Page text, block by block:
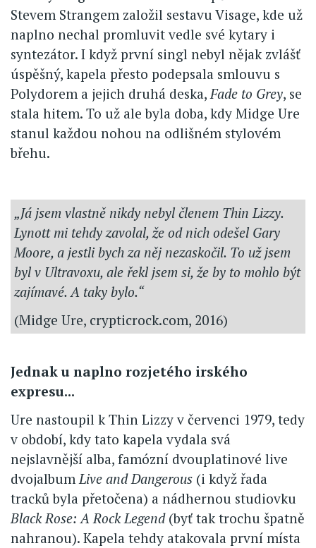
Stevem Strangem založil sestavu Visage, kde už
naplno nechal promluvit vedle své kytary i
syntezátor. I když první singl nebyl nějak zvlášť
úspěšný, kapela přesto podepsala smlouvu s
Polydorem a jejich druhá deska,Fade to Grey, se
stala hitem. To už ale byla doba, kdy Midge Ure
stanul každou nohou na odlišném stylovém
břehu.
„Já jsem vlastně nikdy nebyl členem Thin Lizzy.
Lynott mi tehdy zavolal, že od nich odešel Gary
Moore, a jestli bych za něj nezaskočil. To už jsem
byl v Ultravoxu, ale řekl jsem si, že by to mohlo být
zajímavé. A taky bylo.“
(Midge Ure, crypticrock.com, 2016)
Jednak u naplno rozjetého irského
expresu...
Ure nastoupil k Thin Lizzy v červenci 1979, tedy
v období, kdy tato kapela vydala svá
nejslavnější alba, famózní dvouplatinové live
dvojalbumLive and Dangerous (i když řada
tracků byla přetočena) a nádhernou studiovku
Black Rose: A Rock Legend(byť tak trochu špatně
nahranou). Kapela tehdy atakovala první místa